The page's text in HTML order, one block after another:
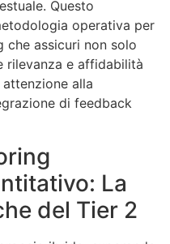
Questo
operativa per
che assicuri non solo
rilevanza e affidabilità
alla
di feedback
La
del Tier 2